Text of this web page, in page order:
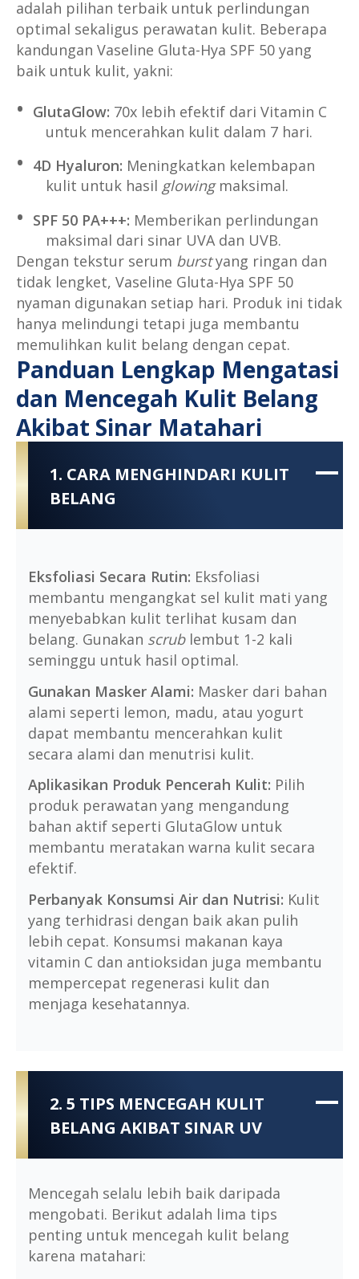
adalah pilihan terbaik untuk perlindungan
optimal sekaligus perawatan kulit. Beberapa
kandungan Vaseline Gluta-Hya SPF 50 yang
baik untuk kulit, yakni:
GlutaGlow: 70x lebih efektif dari Vitamin C
untuk mencerahkan kulit dalam 7 hari.
4D Hyaluron: Meningkatkan kelembapan
kulit untuk hasil glowingmaksimal.
SPF 50 PA+++: Memberikan perlindungan
maksimal dari sinar UVA dan UVB.
Dengan tekstur serum burstyang ringan dan
tidak lengket, Vaseline Gluta-Hya SPF 50
nyaman digunakan setiap hari. Produk ini tidak
hanya melindungi tetapi juga membantu
memulihkan kulit belang dengan cepat.
Panduan Lengkap Mengatasi
dan Mencegah Kulit Belang
Akibat Sinar Matahari
1. CARA MENGHINDARI KULIT
BELANG
Eksfoliasi Secara Rutin: Eksfoliasi
membantu mengangkat sel kulit mati yang
menyebabkan kulit terlihat kusam dan
belang. Gunakan scrublembut 1-2 kali
seminggu untuk hasil optimal.
Gunakan Masker Alami: Masker dari bahan
alami seperti lemon, madu, atau yogurt
dapat membantu mencerahkan kulit
secara alami dan menutrisi kulit.
Aplikasikan Produk Pencerah Kulit: Pilih
produk perawatan yang mengandung
bahan aktif seperti GlutaGlow untuk
membantu meratakan warna kulit secara
efektif.
Perbanyak Konsumsi Air dan Nutrisi: Kulit
yang terhidrasi dengan baik akan pulih
lebih cepat. Konsumsi makanan kaya
vitamin C dan antioksidan juga membantu
mempercepat regenerasi kulit dan
menjaga kesehatannya.
2. 5 TIPS MENCEGAH KULIT
BELANG AKIBAT SINAR UV
Mencegah selalu lebih baik daripada
mengobati. Berikut adalah lima tips
penting untuk mencegah kulit belang
karena matahari: